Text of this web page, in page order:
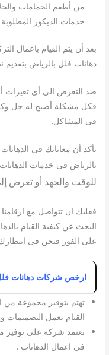
من أطقم الحمامات
خدمات الديكور
بعد أن يتم القيام باعمال
دهانات فلل بالرياض
ضد التعرض الى أي تغيرات
فكل مشكلة أصبح له حل
فى المشاكل.
تأكد أن معاناتك فى
بالرياض فى خدمات
للوقت والجهد أو تعرض
فعليك ان تتواصل مع
البحث عن كيفية القيام
على الفور فنحن فى
ارخص شركات دهانات
تهتم بتوفير مجموعة
القيام بعمل التصميمات
تعتمد شركة على توفير
فى اعمال الدهانات .